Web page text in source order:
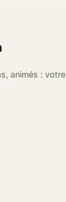
animés : votre